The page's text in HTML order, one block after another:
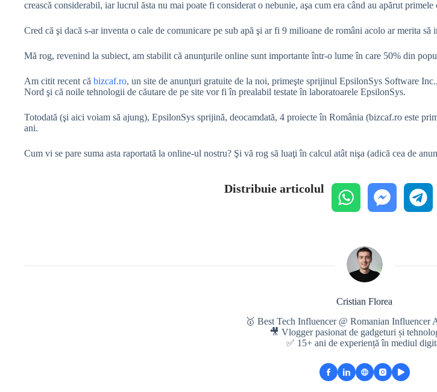
crească considerabil, iar lucrul ăsta nu mai poate fi considerat o nebunie, aşa cum era când au apărut
Cred că şi dacă s-ar inventa o cale de comunicare pe sub apă şi ar fi 9 milioane de români acolo ar merita să
Mă rog, revenind la subiect, am stabilit că anunţurile online sunt importante într-o lume în care 50% din
Am citit recent că bizcaf.ro, un site de anunţuri gratuite de la noi, primeşte sprijinul EpsilonSys Software
Nord şi că noile tehnologii de căutare de pe site vor fi în prealabil testate în laboratoarele EpsilonSys.
Totodată (şi aici voiam să ajung), EpsilonSys sprijină, deocamdată, 4 proiecte în România (bizcaf.ro este
ani.
Cum vi se pare suma asta raportată la online-ul nostru? Şi vă rog să luaţi în calcul atât nişa (adică cea de
Distribuie articolul
Cristian Florea
🥇 Best Tech Influencer @ Romanian Influencer
🎥 Vlogger pasionat de gadgeturi și
✅ 15+ ani de experiență în mediul